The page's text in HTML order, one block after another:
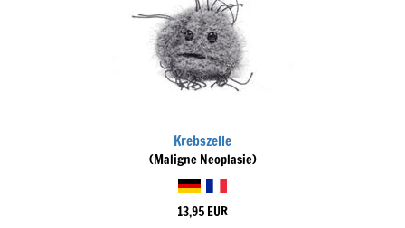
Krebszelle
(Maligne Neoplasie)
13,95 EUR